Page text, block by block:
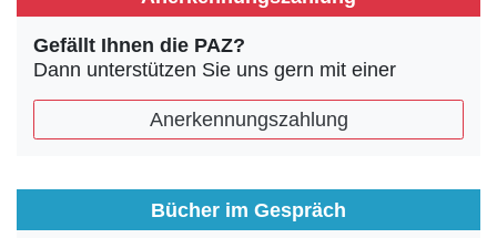
Gefällt Ihnen die PAZ?
Dann unterstützen Sie uns gern mit einer
Anerkennungszahlung
Bücher im Gespräch